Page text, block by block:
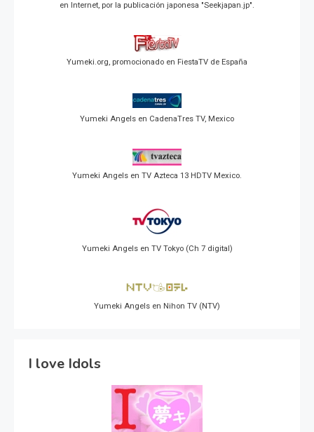
en Internet, por la publicación japonesa "Seekjapan.jp".
Yumeki.org, promocionado en FiestaTV de España
Yumeki Angels en CadenaTres TV, Mexico
Yumeki Angels en TV Azteca 13 HDTV Mexico.
Yumeki Angels en TV Tokyo (Ch 7 digital)
Yumeki Angels en Nihon TV (NTV)
I love Idols